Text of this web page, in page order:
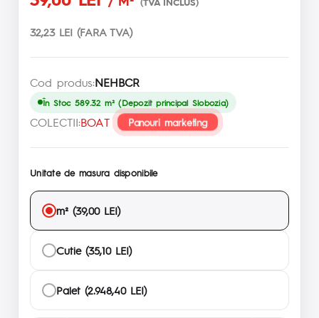
32,23 LEI (FARA TVA)
Cod produs:NEHBCR
În Stoc 589.32 m² (Depozit principal Slobozia)
COLECTII:BOAT Panouri marketing
Unitate de masura disponibile
m² (39,00 LEI)
Cutie (35,10 LEI)
Palet (2.948,40 LEI)